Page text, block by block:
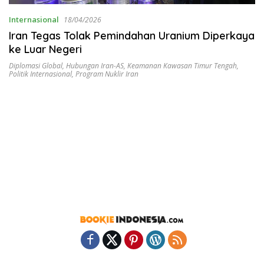
Internasional 18/04/2026
Iran Tegas Tolak Pemindahan Uranium Diperkaya
ke Luar Negeri
Diplomasi Global, Hubungan Iran-AS, Keamanan Kawasan Timur Tengah,
Politik Internasional, Program Nuklir Iran